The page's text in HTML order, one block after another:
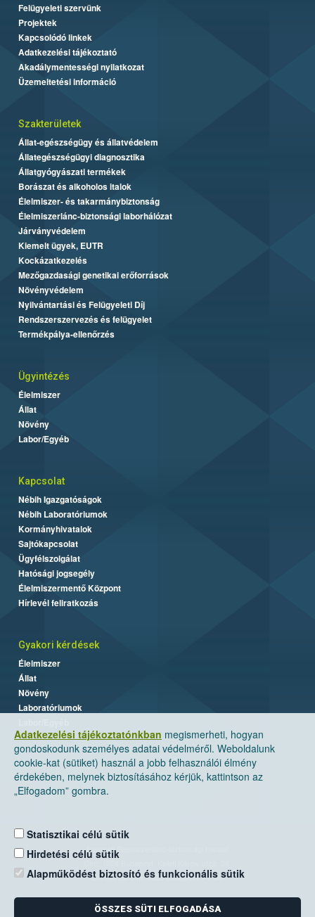
Adatkezelési tájékoztatónkban megismerheti, hogyan
gondoskodunk személyes adatai védelméről. Weboldalunk
cookie-kat (sütiket) használ a jobb felhasználói élmény
érdekében, melynek biztosításához kérjük, kattintson az
„Elfogadom” gombra.
Statisztikai célú sütik
Hirdetési célú sütik
Alapműködést biztosító és funkcionális sütik
ÖSSZES SÜTI ELFOGADÁSA
Felügyeleti szervünk
Projektek
Kapcsolódó linkek
Adatkezelési tájékoztató
Akadálymentességi nyilatkozat
Üzemeltetési információ
Szakterületek
Állat-egészségügy és állatvédelem
Állategészségügyi diagnosztika
Állatgyógyászati termékek
Borászat és alkoholos italok
Élelmiszer- és takarmánybiztonság
Élelmiszerlánc-biztonsági laborhálózat
Járványvédelem
Kiemelt ügyek, EUTR
Kockázatkezelés
Mezőgazdasági genetikai erőforrások
Növényvédelem
Nyilvántartási és Felügyeleti Díj
Rendszerszervezés és felügyelet
Termékpálya-ellenőrzés
Ügyintézés
Élelmiszer
Állat
Növény
Labor/Egyéb
Kapcsolat
Nébih Igazgatóságok
Nébih Laboratóriumok
Kormányhivatalok
Sajtókapcsolat
Ügyfélszolgálat
Hatósági jogsegély
Élelmiszermentő Központ
Hírlevél feliratkozás
Gyakori kérdések
Élelmiszer
Állat
Növény
Laboratóriumok
Nemzeti Élelmiszerlánc-biztonsági Hivatal
Levelezési cím: 1525 Budapest. Pf. 30.